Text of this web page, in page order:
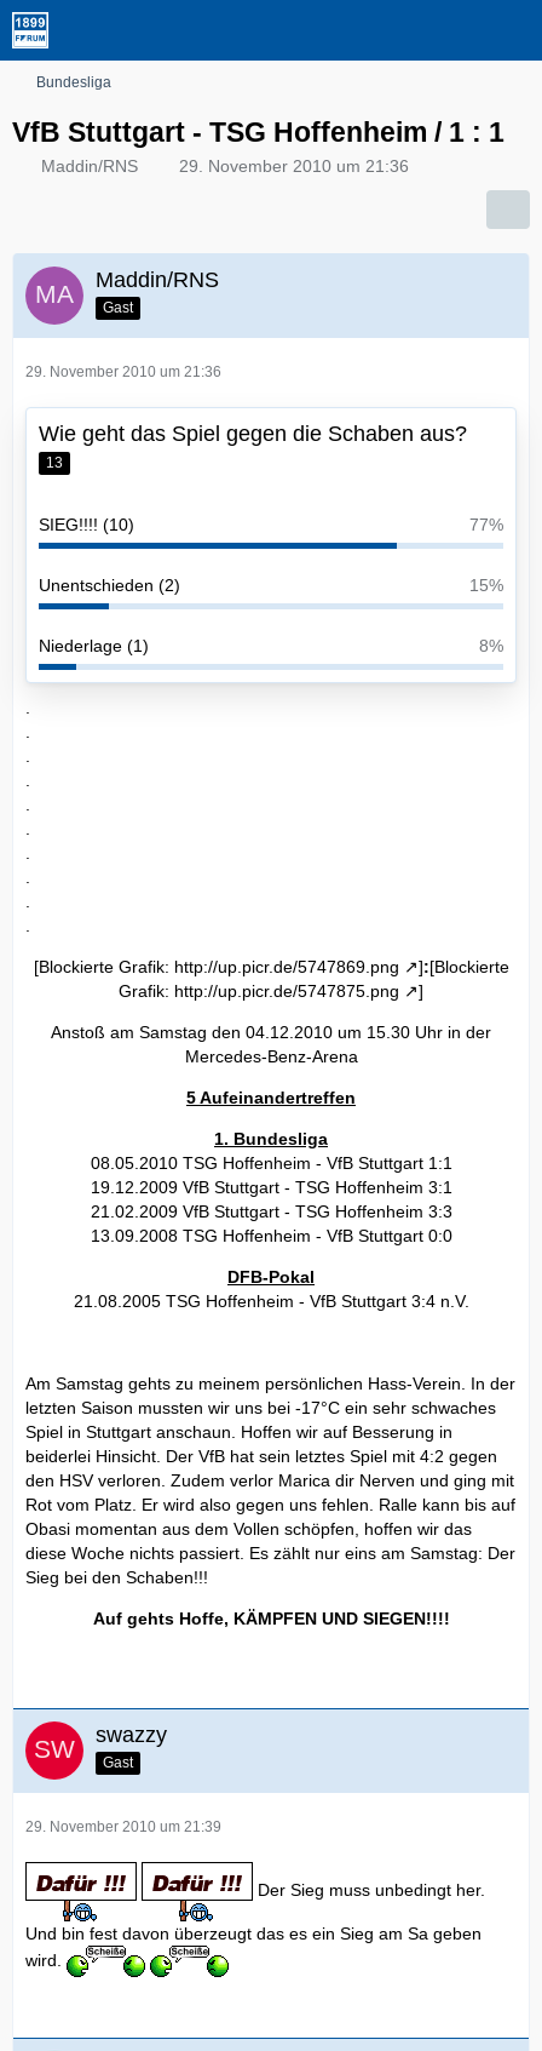
Bundesliga
VfB Stuttgart - TSG Hoffenheim / 1 : 1
Maddin/RNS 29. November 2010 um 21:36
Maddin/RNS
Gast
29. November 2010 um 21:36
Wie geht das Spiel gegen die Schaben aus?
13
SIEG!!!! (10) 77%
Unentschieden (2) 15%
Niederlage (1) 8%
[Blockierte Grafik: http://up.picr.de/5747869.png ]:[Blockierte
Grafik: http://up.picr.de/5747875.png ]
Anstoß am Samstag den 04.12.2010 um 15.30 Uhr in der
Mercedes-Benz-Arena
5 Aufeinandertreffen
1. Bundesliga
08.05.2010 TSG Hoffenheim - VfB Stuttgart 1:1
19.12.2009 VfB Stuttgart - TSG Hoffenheim 3:1
21.02.2009 VfB Stuttgart - TSG Hoffenheim 3:3
13.09.2008 TSG Hoffenheim - VfB Stuttgart 0:0
DFB-Pokal
21.08.2005 TSG Hoffenheim - VfB Stuttgart 3:4 n.V.
Am Samstag gehts zu meinem persönlichen Hass-Verein. In der
letzten Saison mussten wir uns bei -17°C ein sehr schwaches
Spiel in Stuttgart anschaun. Hoffen wir auf Besserung in
beiderlei Hinsicht. Der VfB hat sein letztes Spiel mit 4:2 gegen
den HSV verloren. Zudem verlor Marica dir Nerven und ging mit
Rot vom Platz. Er wird also gegen uns fehlen. Ralle kann bis auf
Obasi momentan aus dem Vollen schöpfen, hoffen wir das
diese Woche nichts passiert. Es zählt nur eins am Samstag: Der
Sieg bei den Schaben!!!
Auf gehts Hoffe, KÄMPFEN UND SIEGEN!!!!
swazzy
Gast
29. November 2010 um 21:39
Der Sieg muss unbedingt her.
Und bin fest davon überzeugt das es ein Sieg am Sa geben
wird.